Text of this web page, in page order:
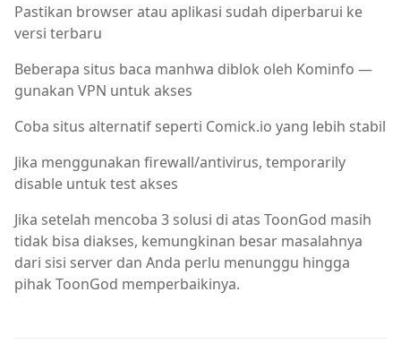
Pastikan browser atau aplikasi sudah diperbarui ke
versi terbaru
Beberapa situs baca manhwa diblok oleh Kominfo —
gunakan VPN untuk akses
Coba situs alternatif seperti Comick.io yang lebih stabil
Jika menggunakan firewall/antivirus, temporarily
disable untuk test akses
Jika setelah mencoba 3 solusi di atas ToonGod masih
tidak bisa diakses, kemungkinan besar masalahnya
dari sisi server dan Anda perlu menunggu hingga
pihak ToonGod memperbaikinya.